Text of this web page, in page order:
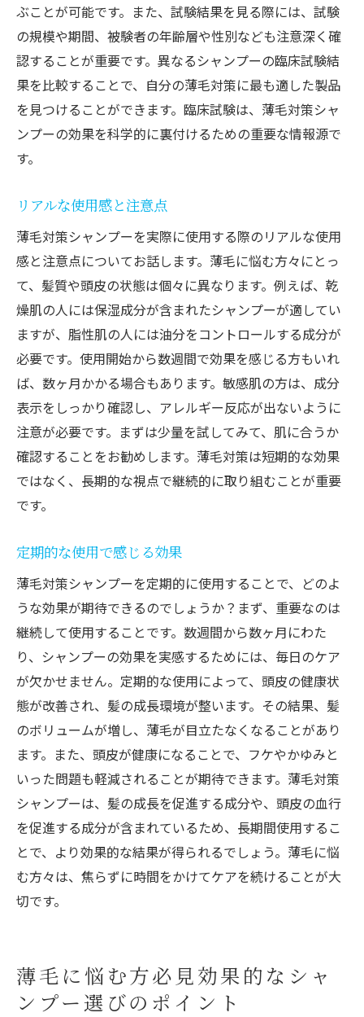
ぶことが可能です。また、試験結果を見る際には、試験
の規模や期間、被験者の年齢層や性別なども注意深く確
認することが重要です。異なるシャンプーの臨床試験結
果を比較することで、自分の薄毛対策に最も適した製品
を見つけることができます。臨床試験は、薄毛対策シャ
ンプーの効果を科学的に裏付けるための重要な情報源で
す。
リアルな使用感と注意点
薄毛対策シャンプーを実際に使用する際のリアルな使用
感と注意点についてお話します。薄毛に悩む方々にとっ
て、髪質や頭皮の状態は個々に異なります。例えば、乾
燥肌の人には保湿成分が含まれたシャンプーが適してい
ますが、脂性肌の人には油分をコントロールする成分が
必要です。使用開始から数週間で効果を感じる方もいれ
ば、数ヶ月かかる場合もあります。敏感肌の方は、成分
表示をしっかり確認し、アレルギー反応が出ないように
注意が必要です。まずは少量を試してみて、肌に合うか
確認することをお勧めします。薄毛対策は短期的な効果
ではなく、長期的な視点で継続的に取り組むことが重要
です。
定期的な使用で感じる効果
薄毛対策シャンプーを定期的に使用することで、どのよ
うな効果が期待できるのでしょうか？まず、重要なのは
継続して使用することです。数週間から数ヶ月にわた
り、シャンプーの効果を実感するためには、毎日のケア
が欠かせません。定期的な使用によって、頭皮の健康状
態が改善され、髪の成長環境が整います。その結果、髪
のボリュームが増し、薄毛が目立たなくなることがあり
ます。また、頭皮が健康になることで、フケやかゆみと
いった問題も軽減されることが期待できます。薄毛対策
シャンプーは、髪の成長を促進する成分や、頭皮の血行
を促進する成分が含まれているため、長期間使用するこ
とで、より効果的な結果が得られるでしょう。薄毛に悩
む方々は、焦らずに時間をかけてケアを続けることが大
切です。
薄毛に悩む方必見効果的なシャ
ンプー選びのポイント